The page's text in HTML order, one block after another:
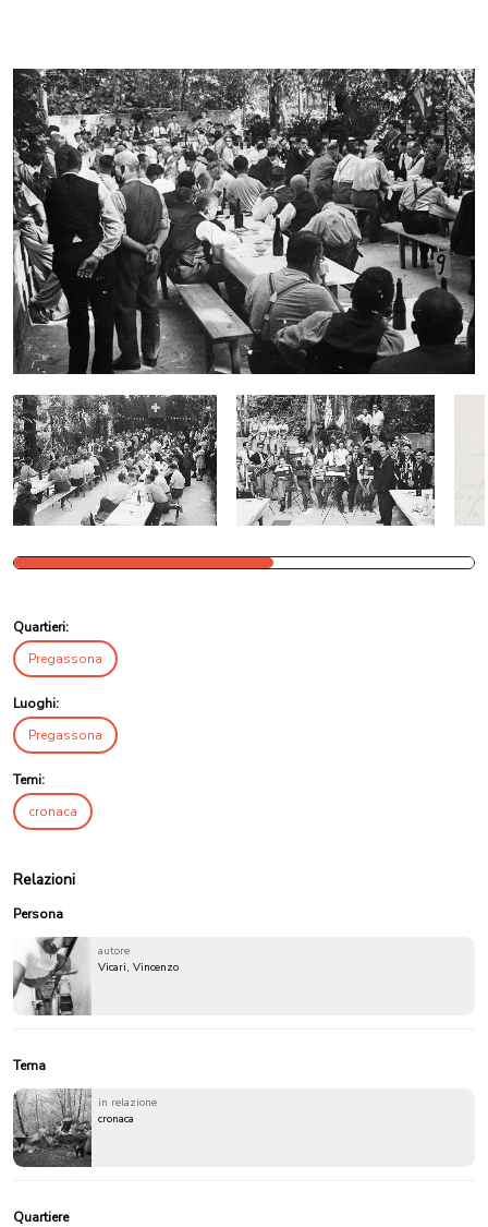
Quartieri:
Pregassona
Luoghi:
Pregassona
Temi:
cronaca
Relazioni
Persona
autore
Vicari, Vincenzo
Tema
in relazione
cronaca
Quartiere